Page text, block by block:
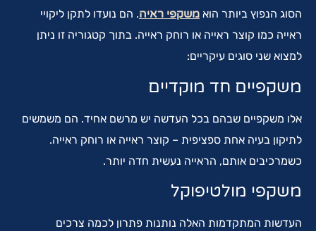
הסוג הנפוץ ביותר הוא משקפי ראיה. הם נועדו לתקן ליקויי
ראייה כמו קוצר ראייה או רוחק ראייה. בתוך קטגוריה זו ניתן
למצוא שני סוגים עיקריים:
משקפיים חד מוקדיים
אלו משקפיים שבהם בכל העדשה יש מרשם אחיד. הם משמשים
לתיקון בעיה אחת ספציפית – קוצר ראייה או רוחק ראייה.
כשמרכיבים אותם, הראייה נעשית חדה יותר.
משקפי מולטיפוקל
העדשות המתקדמות האלה נותנות פתרון לכמה צרכים